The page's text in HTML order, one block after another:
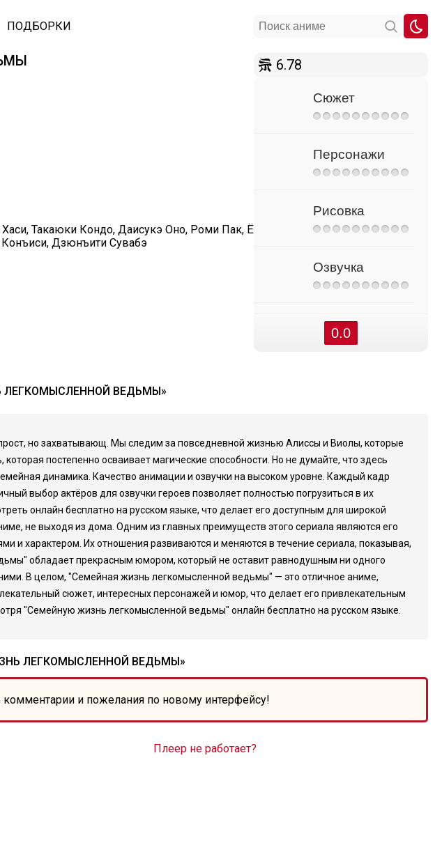
ПОДБОРКИ
Такаюки Кондо, Даисукэ Оно, Роми Пак, Ё
Дзюнъити Сувабэ
6.78
Сюжет
Персонажи
Рисовка
Озвучка
0.0
ВЕДЬМЫ»
но захватывающ. Мы следим за повседневной жизнью Алиссы и Виолы, которые
постепенно осваивает магические способности. Но не думайте, что здесь
динамика. Качество анимации и озвучки на высоком уровне. Каждый кадр
выбор актёров для озвучки героев позволяет полностью погрузиться в их
онлайн бесплатно на русском языке, что делает его доступным для широкой
не выходя из дома. Одним из главных преимуществ этого сериала являются его
и характером. Их отношения развиваются и меняются в течение сериала, показывая,
обладает прекрасным юмором, который не оставит равнодушным ни одного
В целом, "Семейная жизнь легкомысленной ведьмы" — это отличное аниме,
сюжет, интересных персонажей и юмор, что делает его привлекательным
"Семейную жизнь легкомысленной ведьмы" онлайн бесплатно на русском языке.
ЛЕГКОМЫСЛЕННОЙ ВЕДЬМЫ»
комментарии и пожелания по новому интерфейсу!
Плеер не работает?